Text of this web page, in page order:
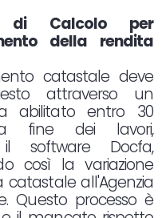
di Calcolo per
della rendita
catastale deve
attraverso un
abilitato entro 30
fine dei lavori,
il software Docfa,
così la variazione
catastale all'Agenzia
Questo processo è